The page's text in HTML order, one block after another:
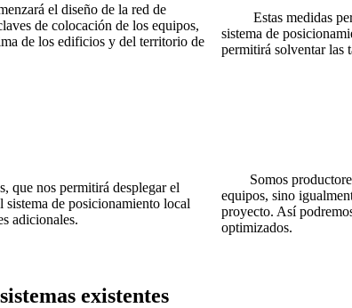
el diseño de la red de
de colocación de los equipos,
de los edificios y del territorio de
Estas medidas
sistema de
permitirá solventar las
que nos permitirá desplegar el
sistema de posicionamiento local
adicionales.
Somos productores
equipos, sino
proyecto. Así
optimizados.
existentes